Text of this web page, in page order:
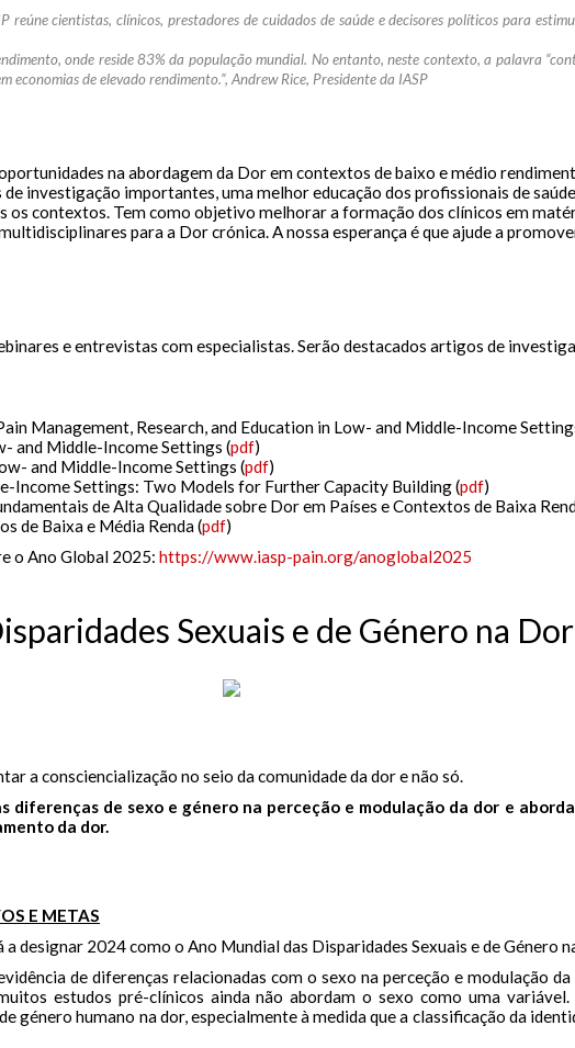
reúne cientistas,clínicos, prestadores de cuidados de saúde e decisores políticos para
onde reside 83% da população mundial. No entanto, neste contexto, a palavra
de elevado rendimento.”, Andrew Rice, Presidente da IASP
na abordagem da Dor em contextos de baixo e médio
investigação importantes, uma melhor educação dos profissionais de
os contextos. Tem como objetivo melhorar a formação dos clínicos em
para a Dor crónica. A nossa esperança é que ajude a
e entrevistas com especialistas. Serão destacados artigos de
Management, Research, and Education in Low- and Middle-Income
and Middle-Income Settings (pdf)
and Middle-Income Settings (pdf)
Income Settings: Two Models for Further Capacity Building (pdf)
de Alta Qualidade sobre Dor em Países e Contextos de Baixa
de Baixa e Média Renda (pdf)
o Ano Global 2025: https://www.iasp-pain.org/anoglobal2025
Sexuais e de Género na Dor
a consciencialização no seio da comunidade da dor e não só.
diferenças de sexo e género na perceção e modulação da dor e
da dor.
E METAS
a designar 2024 como o Ano Mundial das Disparidades Sexuais e de Género
de diferenças relacionadas com o sexo na perceção e modulação
estudos pré-clínicos ainda não abordam o sexo como uma
género humano na dor, especialmente à medida que a classificação da